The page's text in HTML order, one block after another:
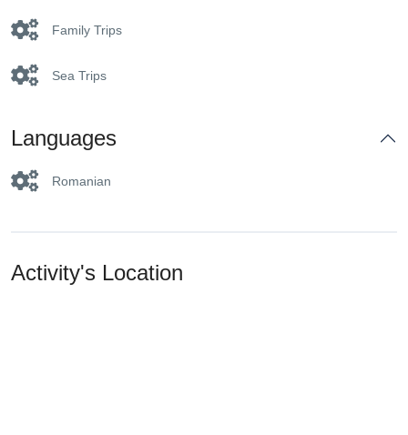
Family Trips
Sea Trips
Languages
Romanian
Activity's Location